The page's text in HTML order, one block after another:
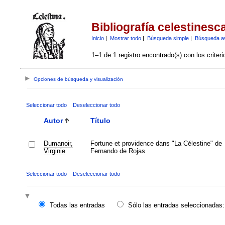
Bibliografía
Inicio| Mostrar todo| Búsqueda simple| Búsqueda
1–1 de 1 registro encontrado(s) con los
Opciones de búsqueda y visualización
Seleccionar todo Deseleccionar todo
Autor Título
Dumanoir,
Virginie
Fortune et providence dans "La Célestine" de
Fernando de Rojas
Seleccionar todo Deseleccionar todo
Todas las entradas
Sólo las entradas seleccionadas: